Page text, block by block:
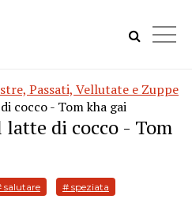
Passati, Vellutate e Zuppe
cocco - Tom kha gai
di cocco - Tom
salutare # speziata